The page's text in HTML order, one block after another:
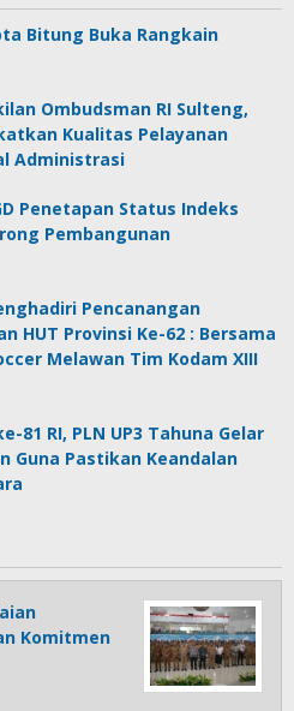
Bitung Buka Rangkain
Ombudsman RI Sulteng,
Kualitas Pelayanan
Administrasi
Penetapan Status Indeks
Pembangunan
Pencanangan
HUT Provinsi Ke-62 : Bersama
Melawan Tim Kodam XIII
81 RI, PLN UP3 Tahuna Gelar
Guna Pastikan Keandalan
Komitmen